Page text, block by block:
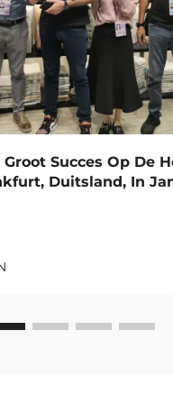
Succes Op De
Duitsland, In